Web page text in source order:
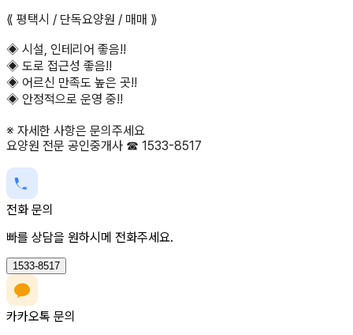
⟪ 평택시 / 단독요양원 / 매매 ⟫
◈ 시설, 인테리어 좋음!!
◈ 도로 접근성 좋음!!
◈ 어르신 만족도 높은 곳!!
◈ 안정적으로 운영 중!!
※ 자세한 사항은 문의주세요
요양원 전문 공인중개사 ☎ 1533-8517
전화 문의
빠를 상담을 원하시메 전화주세요.
1533-8517
카카오톡 문의